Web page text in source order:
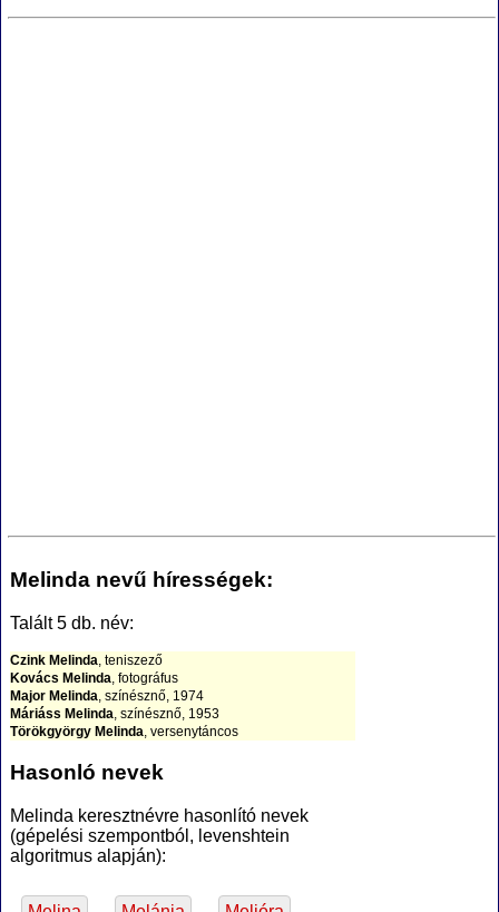
Melinda nevű hírességek:
Talált 5 db. név:
Czink Melinda , teniszező
Kovács Melinda , fotográfus
Major Melinda , színésznő, 1974
Máriáss Melinda , színésznő, 1953
Törökgyörgy Melinda , versenytáncos
Hasonló nevek
Melinda keresztnévre hasonlító nevek
(gépelési szempontból, levenshtein
algoritmus alapján):